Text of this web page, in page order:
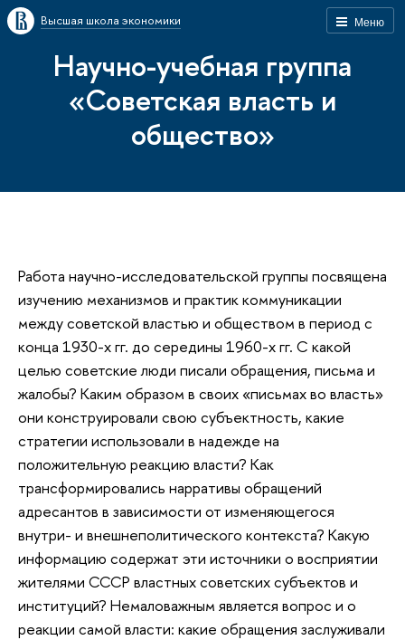
Меню
Высшая школа экономики
Научно-учебная группа
«Советская власть и
общество»
Работа научно-исследовательской группы посвящена
изучению механизмов и практик коммуникации
между советской властью и обществом в период с
конца 1930-х гг. до середины 1960-х гг. С какой
целью советские люди писали обращения, письма и
жалобы? Каким образом в своих «письмах во власть»
они конструировали свою субъектность, какие
стратегии использовали в надежде на
положительную реакцию власти? Как
трансформировались нарративы обращений
адресантов в зависимости от изменяющегося
внутри- и внешнеполитического контекста? Какую
информацию содержат эти источники о восприятии
жителями СССР властных советских субъектов и
институций? Немаловажным является вопрос и о
реакции самой власти: какие обращения заслуживали